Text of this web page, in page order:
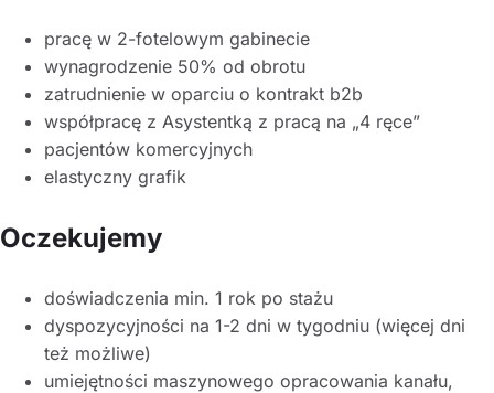
pracę w 2-fotelowym gabinecie
wynagrodzenie 50% od obrotu
zatrudnienie w oparciu o kontrakt b2b
współpracę z Asystentką z pracą na „4 ręce”
pacjentów komercyjnych
elastyczny grafik
Oczekujemy
doświadczenia min. 1 rok po stażu
dyspozycyjności na 1-2 dni w tygodniu (więcej dni
też możliwe)
umiejętności maszynowego opracowania kanału,